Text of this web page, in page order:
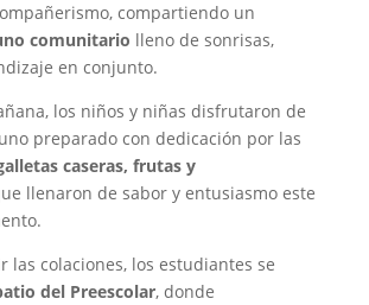
compartiendo un
comunitario lleno de sonrisas,
en conjunto.
los niños y niñas disfrutaron de
preparado con dedicación por las
caseras, frutas y
llenaron de sabor y entusiasmo este
las colaciones, los estudiantes se
del Preescolar, donde